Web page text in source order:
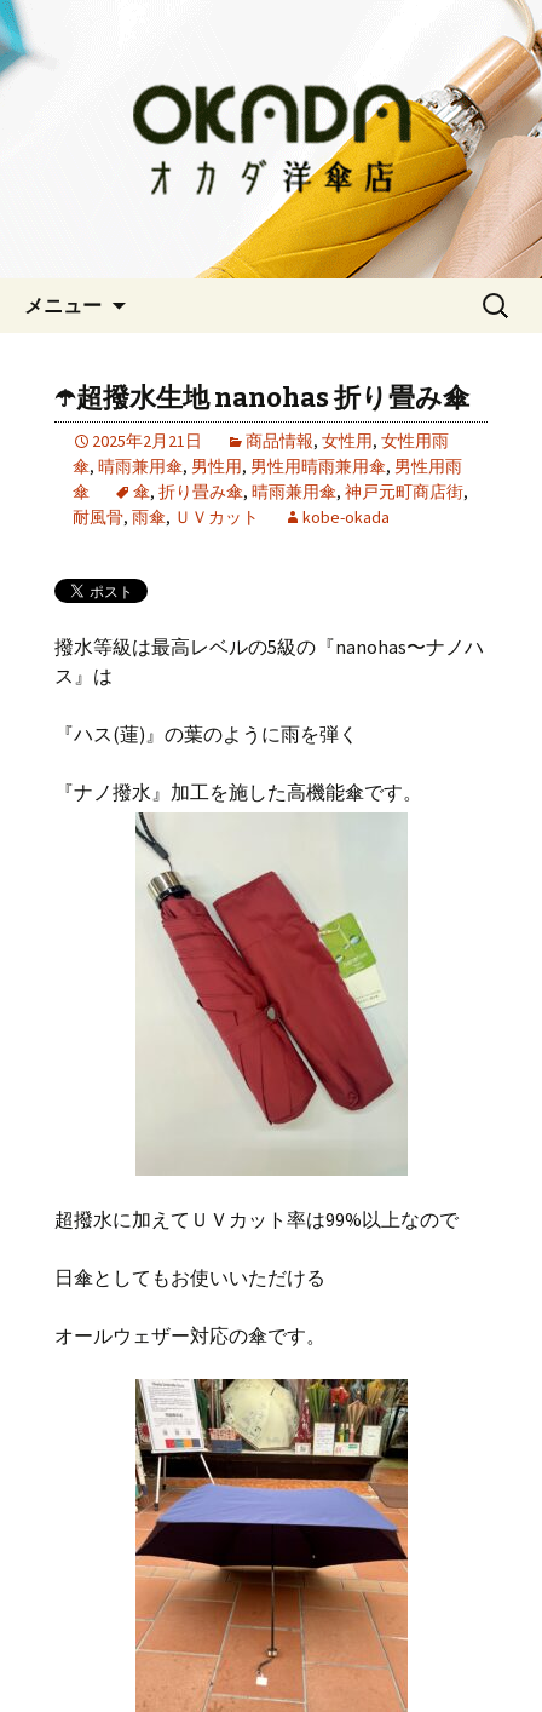
オカダ洋傘店
神戸三宮の老舗 オシャレな傘をお求
めならオカダ洋傘店
メニュー
検
☂️超撥水生地 nanohas 折り畳み傘
2025年2月21日 商品情報, 女性用, 女性用雨
傘, 晴雨兼用傘, 男性用, 男性用晴雨兼用傘, 男性用雨
傘
傘, 折り畳み傘, 晴雨兼用傘, 神戸元町商店街,
耐風骨, 雨傘, ＵＶカット kobe-okada
撥水等級は最高レベルの5級の『nanohas〜ナノハ
ス』は
『ハス(蓮)』の葉のように雨を弾く
『ナノ撥水』加工を施した高機能傘です。
超撥水に加えてＵＶカット率は99%以上なので
日傘としてもお使いいただける
オールウェザー対応の傘です。